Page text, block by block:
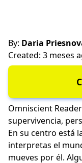
By: Daria
Created: 3 meses
Omniscient
supervivencia,
En su centro está
interpretas el
mueves por él.